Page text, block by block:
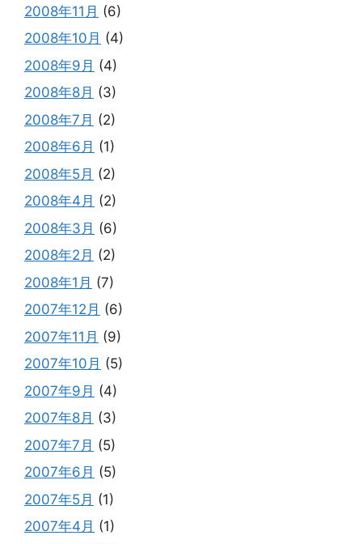
2008年11月 (6)
2008年10月 (4)
2008年9月 (4)
2008年8月 (3)
2008年7月 (2)
2008年6月 (1)
2008年5月 (2)
2008年4月 (2)
2008年3月 (6)
2008年2月 (2)
2008年1月 (7)
2007年12月 (6)
2007年11月 (9)
2007年10月 (5)
2007年9月 (4)
2007年8月 (3)
2007年7月 (5)
2007年6月 (5)
2007年5月 (1)
2007年4月 (1)